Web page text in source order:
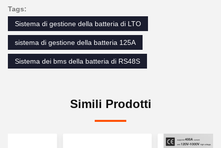
Tags:
Sistema di gestione della batteria di LTO
sistema di gestione della batteria 125A
Sistema dei bms della batteria di RS48S
Simili Prodotti